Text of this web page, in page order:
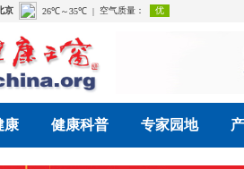
康 健康科普 专家园地